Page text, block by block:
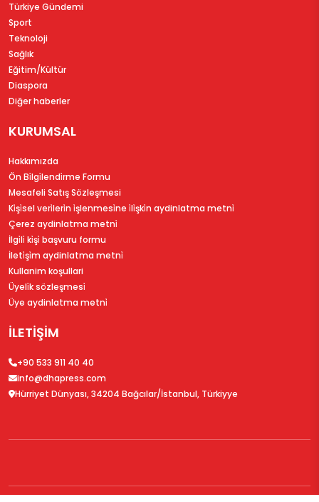
Türkiye Gündemi
Sport
Teknoloji
Sağlık
Eğitim/Kültür
Diaspora
Diğer haberler
KURUMSAL
Hakkımızda
Ön Bi̇lgi̇lendi̇rme Formu
Mesafeli Satış Sözleşmesi
Ki̇şi̇sel veri̇leri̇n i̇şlenmesi̇ne i̇li̇şki̇n aydinlatma metni̇
Çerez aydinlatma metni̇
İlgi̇li̇ ki̇şi̇ başvuru formu
İleti̇şi̇m aydinlatma metni̇
Kullanim koşullari
Üyeli̇k sözleşmesi̇
Üye aydinlatma metni̇
İLETİŞİM
+90 533 911 40 40
info@dhapress.com
Hürriyet Dünyası, 34204 Bağcılar/İstanbul, Türkiyye